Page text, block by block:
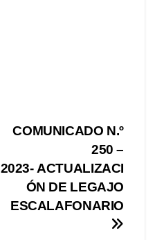
COMUNICADO N.º
250 –
2023- ACTUALIZACI
ÓN DE LEGAJO
ESCALAFONARIO